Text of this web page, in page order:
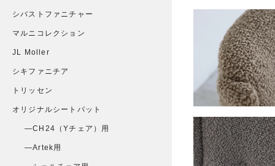
シバストファニチャー
マルニコレクション
JL Moller
シキファニチア
トリッセン
オリジナルシートパット
CH24（Yチェア）用
Artek用